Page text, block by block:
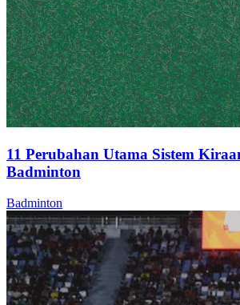
11 Perubahan Utama Sistem
Badminton
Badminton